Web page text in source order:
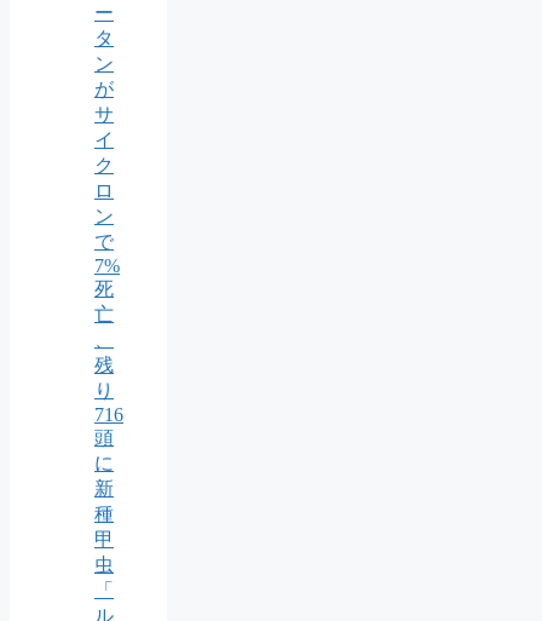
ー
タ
ン
が
サ
イ
ク
ロ
ン
で
7%
死
亡
残
り
716
頭
に
新
種
甲
虫
「
ル